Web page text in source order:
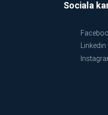
Sociala
Linkedin